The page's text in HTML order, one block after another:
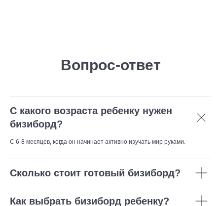
Вопрос-ответ
С какого возраста ребенку нужен
бизиборд?
С 6-8 месяцев, когда он начинает активно изучать мир руками.
Сколько стоит готовый бизиборд?
Как выбрать бизиборд ребенку?